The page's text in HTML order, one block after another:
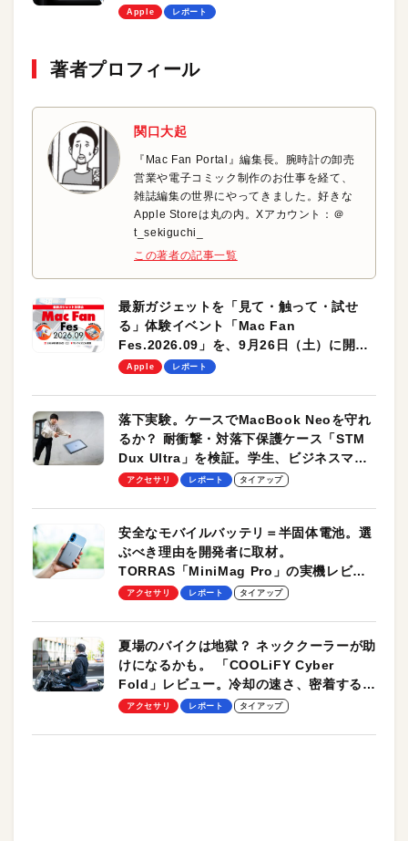
Apple レポート
著者プロフィール
関口大起
『Mac Fan Portal』編集長。腕時計の卸売
営業や電子コミック制作のお仕事を経て、
雑誌編集の世界にやってきました。好きな
Apple Storeは丸の内。Xアカウント：＠
t_sekiguchi_
この著者の記事一覧
最新ガジェットを「見て・触って・試せ
る」体験イベント「Mac Fan
Fes.2026.09」を、9月26日（土）に開催
します！
Apple レポート
落下実験。ケースでMacBook Neoを守れ
るか？ 耐衝撃・対落下保護ケース「STM
Dux Ultra」を検証。学生、ビジネスマン
のモバイルユースに最適！
アクセサリ レポート タイアップ
安全なモバイルバッテリ＝半固体電池。選
ぶべき理由を開発者に取材。
TORRAS「MiniMag Pro」の実機レビュ
ーも
アクセサリ レポート タイアップ
夏場のバイクは地獄？ ネッククーラーが助
けになるかも。 「COOLiFY Cyber
Fold」レビュー。冷却の速さ、密着する冷
却プレート、シンプルな操作性がグッド！
アクセサリ レポート タイアップ